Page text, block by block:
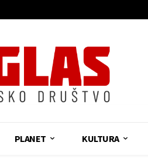
PLANET KULTURA